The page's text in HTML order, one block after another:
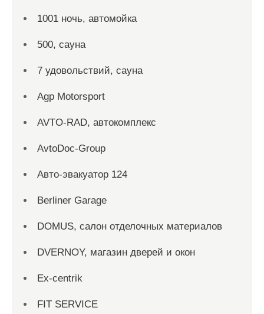
1001 ночь, автомойка
500, сауна
7 удовольствий, сауна
Agp Motorsport
AVTO-RAD, автокомплекс
AvtoDoc-Group
Aвто-эвакуатор 124
Berliner Garage
DOMUS, салон отделочных материалов
DVERNOY, магазин дверей и окон
Ex-centrik
FIT SERVICE